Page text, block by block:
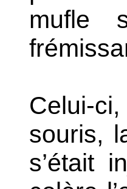
mufle
Celui-
souris,
s’était